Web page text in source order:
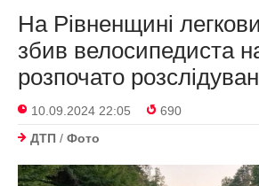
На Рівненщині
збив велосипедиста
розпочато
10.09.2024 22:05
690
ДТП / Фото